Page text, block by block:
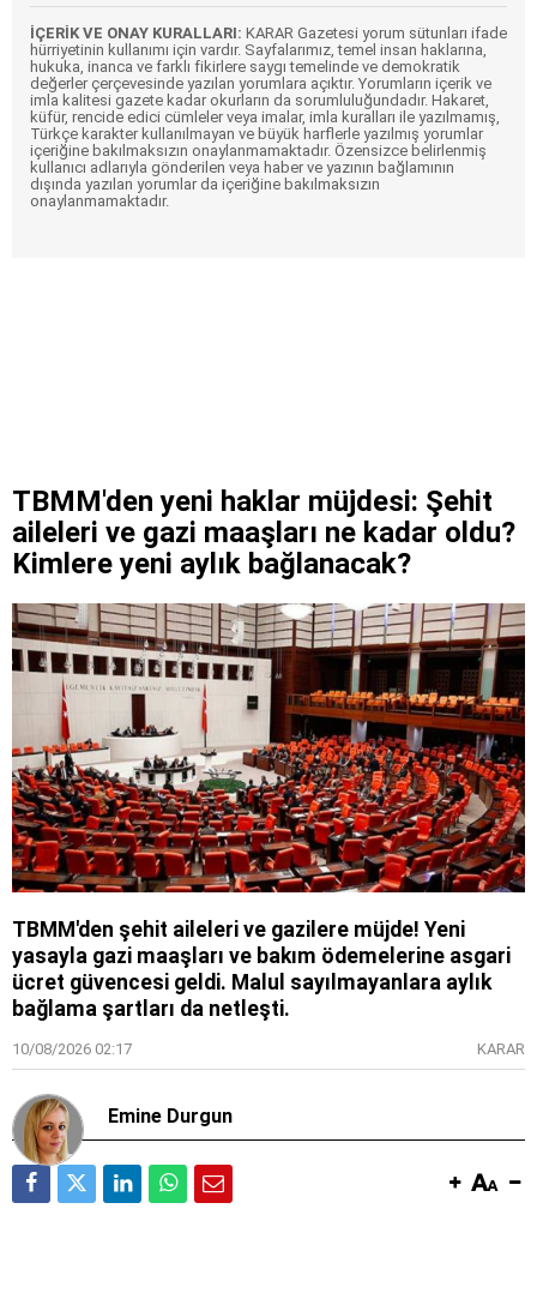
İÇERİK VE ONAY KURALLARI: KARAR Gazetesi yorum sütunları ifade
hürriyetinin kullanımı için vardır. Sayfalarımız, temel insan haklarına,
hukuka, inanca ve farklı fikirlere saygı temelinde ve demokratik
değerler çerçevesinde yazılan yorumlara açıktır. Yorumların içerik ve
imla kalitesi gazete kadar okurların da sorumluluğundadır. Hakaret,
küfür, rencide edici cümleler veya imalar, imla kuralları ile yazılmamış,
Türkçe karakter kullanılmayan ve büyük harflerle yazılmış yorumlar
içeriğine bakılmaksızın onaylanmamaktadır. Özensizce belirlenmiş
kullanıcı adlarıyla gönderilen veya haber ve yazının bağlamının
dışında yazılan yorumlar da içeriğine bakılmaksızın
onaylanmamaktadır.
TBMM'den yeni haklar müjdesi: Şehit
aileleri ve gazi maaşları ne kadar oldu?
Kimlere yeni aylık bağlanacak?
TBMM'den şehit aileleri ve gazilere müjde! Yeni
yasayla gazi maaşları ve bakım ödemelerine asgari
ücret güvencesi geldi. Malul sayılmayanlara aylık
bağlama şartları da netleşti.
10/08/2026 02:17 KARAR
Emine Durgun